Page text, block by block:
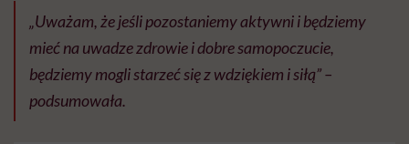
„Uważam, że jeśli pozostaniemy aktywni i będziemy
mieć na uwadze zdrowie i dobre samopoczucie,
będziemy mogli starzeć się z wdziękiem i siłą” –
podsumowała.